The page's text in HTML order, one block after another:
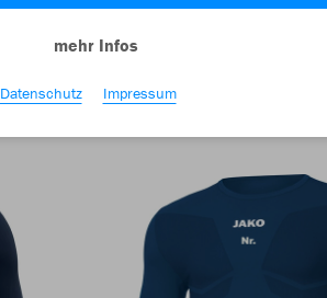
mehr Infos
Datenschutz Impressum